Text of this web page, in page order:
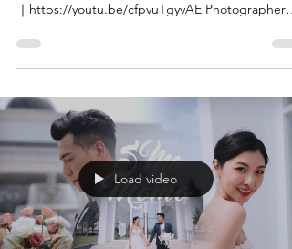
｜https://youtu.be/cfpvuTgyvAE Photographer｜
紀錄...
Load video